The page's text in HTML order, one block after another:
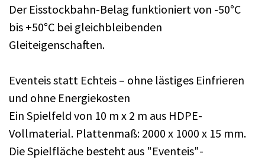
Der Eisstockbahn-Belag funktioniert von -50°C
bis +50°C bei gleichbleibenden
Gleiteigenschaften.
Eventeis statt Echteis – ohne lästiges Einfrieren
und ohne Energiekosten
Ein Spielfeld von 10 m x 2 m aus HDPE-
Vollmaterial. Plattenmaß: 2000 x 1000 x 15 mm.
Die Spielfläche besteht aus "Eventeis"-